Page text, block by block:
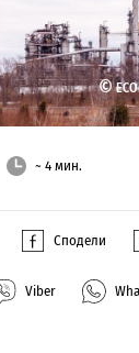
©
~ 4 мин.
Сподели
Viber